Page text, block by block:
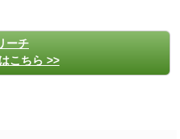
ーチ
こちら >>